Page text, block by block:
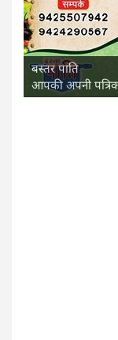
बस्तर पाति
आपकी अपनी